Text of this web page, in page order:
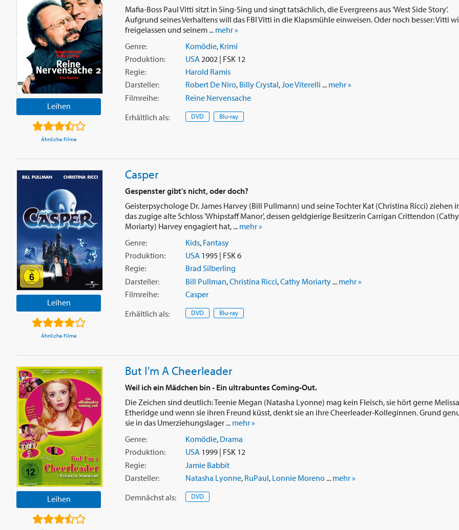
Leihen
Ähnliche Filme
Mafia-Boss Paul Vitti sitzt in Sing-Sing und singt tatsächlich, die Evergreens aus 'West Side Story'.
Aufgrund seines Verhaltens will das FBI Vitti in die Klapsmühle einweisen. Oder noch besser: Vitti
freigelassen und seinem ... mehr »
Genre:
Komödie, Krimi
Produktion:
USA2002 | FSK 12
Regie:
Harold Ramis
Darsteller:
Robert De Niro, Billy Crystal,Joe Viterelli ... mehr »
Filmreihe:
Reine Nervensache
Erhältlich als: DVD Blu-ray
Leihen
Ähnliche Filme
Casper
Gespenster gibt's nicht, oder doch?
Geisterpsychologe Dr. James Harvey (Bill Pullmann) und seine Tochter Kat (Christina Ricci) ziehen
das zugige alte Schloss 'Whipstaff Manor', dessen geldgierige Besitzerin Carrigan Crittendon (Cathy
Moriarty) Harvey engagiert hat, ... mehr »
Genre:
Kids, Fantasy
Produktion:
USA1995 | FSK 6
Regie:
Brad Silberling
Darsteller:
Bill Pullman,Christina Ricci,Cathy Moriarty... mehr »
Filmreihe:
Casper
Erhältlich als: DVD Blu-ray
Leihen
But I'm A Cheerleader
Weil ich ein Mädchen bin - Ein ultrabuntes Coming-Out.
Die Zeichen sind deutlich: Teenie Megan (Natasha Lyonne) mag kein Fleisch, sie hört gerne Melissa
Etheridge und wenn sie ihren Freund küsst, denkt sie an ihre Cheerleader-Kolleginnen. Grund
sie in das Umerziehungslager ... mehr »
Genre:
Komödie, Drama
Produktion:
USA1999 | FSK 12
Regie:
Jamie Babbit
Darsteller:
Natasha Lyonne, RuPaul, Lonnie Moreno... mehr »
Demnächstals: DVD